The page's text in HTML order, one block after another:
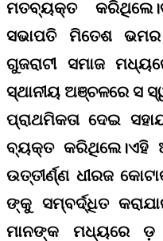
ମତବ୍ୟକ୍ତ
ସଭାପତି ମିତେଶ ଭମର
ଗୁଜରାଟୀ ସମାଜ
ସ୍ଥାନୀୟ ଅଞ୍ଚଳରେ ସ
ପ୍ରାଥମିକତା ଦେଇ
ବ୍ୟକ୍ତ କରିଥିଲେ।ଏହି
ଉତ୍ତୀର୍ଣ୍ଣ ଧୀରଜ
ଙ୍କୁ ସମ୍ବର୍ଦ୍ଧିତ
ମାନଙ୍କ ମଧ୍ୟରେ ଡ଼